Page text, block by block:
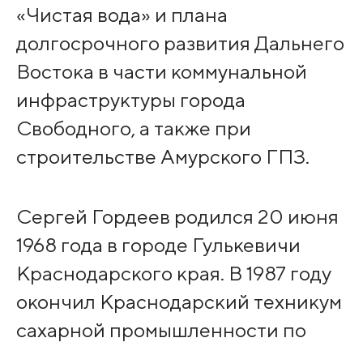
«Чистая вода» и плана
долгосрочного развития Дальнего
Востока в части коммунальной
инфраструктуры города
Свободного, а также при
строительстве Амурского ГПЗ.
Сергей Гордеев родился 20 июня
1968 года в городе Гулькевичи
Краснодарского края. В 1987 году
окончил Краснодарский техникум
сахарной промышленности по